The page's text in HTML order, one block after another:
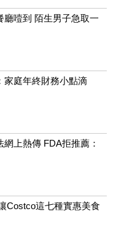
廳噎到 陌生男子急取一
家庭年終財務小點滴
網上熱傳 FDA拒推薦：
Costco這七種實惠美食